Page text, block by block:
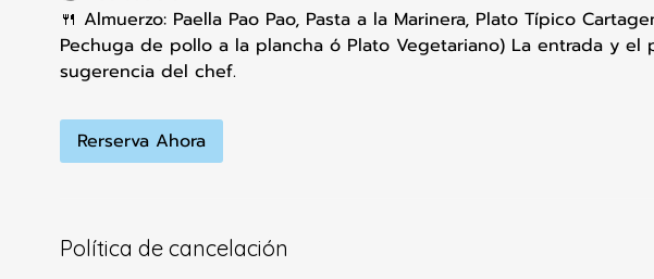
🍴 Almuerzo: Paella Pao Pao, Pasta a la Marinera, Plato Típico
Pechuga de pollo a la plancha ó Plato Vegetariano) La entrada y el
sugerencia del chef.
Rerserva Ahora
Política de cancelación